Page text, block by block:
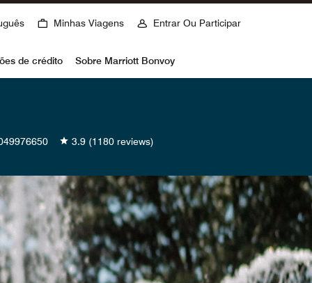
Minhas Viagens Entrar Ou Participar
de crédito Sobre Marriott Bonvoy
3.9 (1180 reviews)